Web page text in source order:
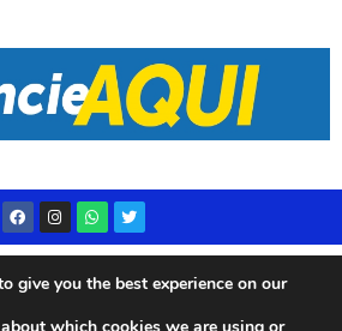
give you the best experience on our